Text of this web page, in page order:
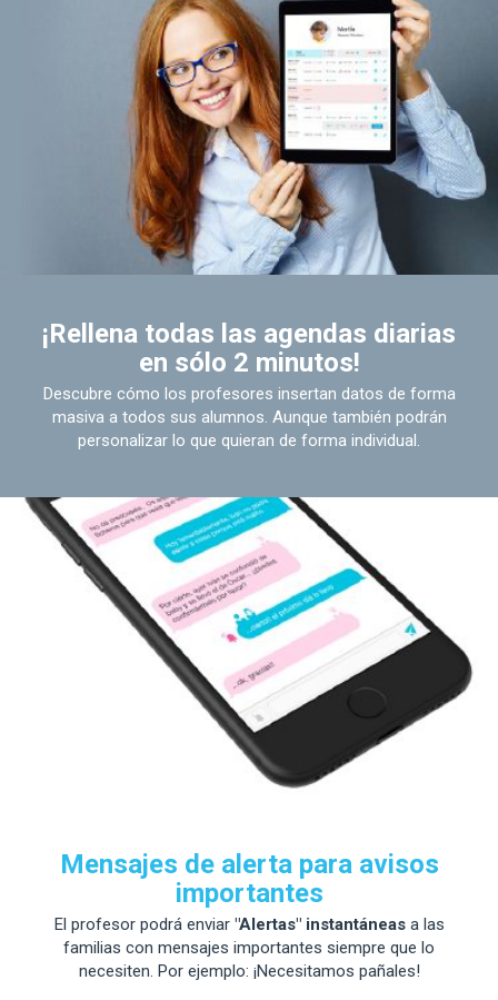
¡Rellena todas las agendas diarias
en sólo 2 minutos!
Descubre cómo los profesores insertan datos de forma
masiva a todos sus alumnos. Aunque también podrán
personalizar lo que quieran de forma individual.
Mensajes de alerta para avisos
importantes
El profesor podrá enviar "Alertas" instantáneasa las
familias con mensajes importantes siempre que lo
necesiten. Por ejemplo: ¡Necesitamos pañales!